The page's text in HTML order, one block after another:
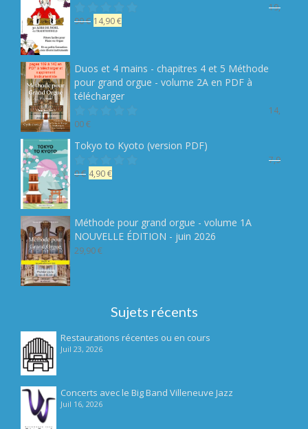
19,
90€ Le
19,90 €.
14,90€Le
14,90 €.
Duos et 4 mains - chapitres 4 et 5 Méthode
pour grand orgue - volume 2A en PDF à
télécharger
14,
00€
Tokyo to Kyoto (version PDF)
7,9
0€ Le
7,90 €.
4,90€Le
4,90 €.
Méthode pour grand orgue - volume 1A
NOUVELLE ÉDITION - juin 2026
29,90€
Sujets récents
Restaurations récentes ou en cours
Juil 23, 2026
Concerts avec le Big Band Villeneuve Jazz
Juil 16, 2026